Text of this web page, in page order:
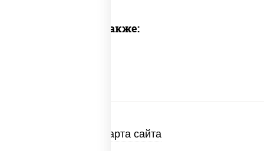
Предлагаем также:
Карта сайта